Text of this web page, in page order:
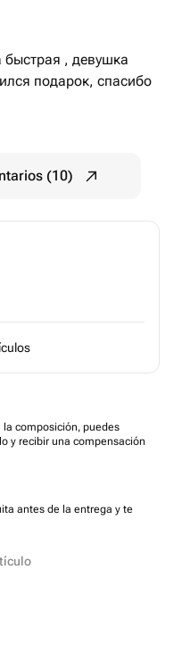
быстрая , девушка
подарок, спасибо
(10)
la composición, puedes
y recibir una compensación
antes de la entrega y te